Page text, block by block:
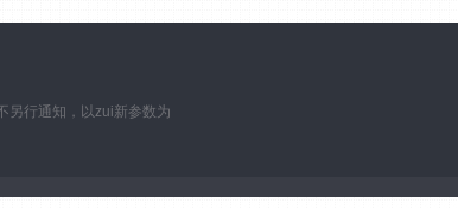
另行通知，以zui新参数为